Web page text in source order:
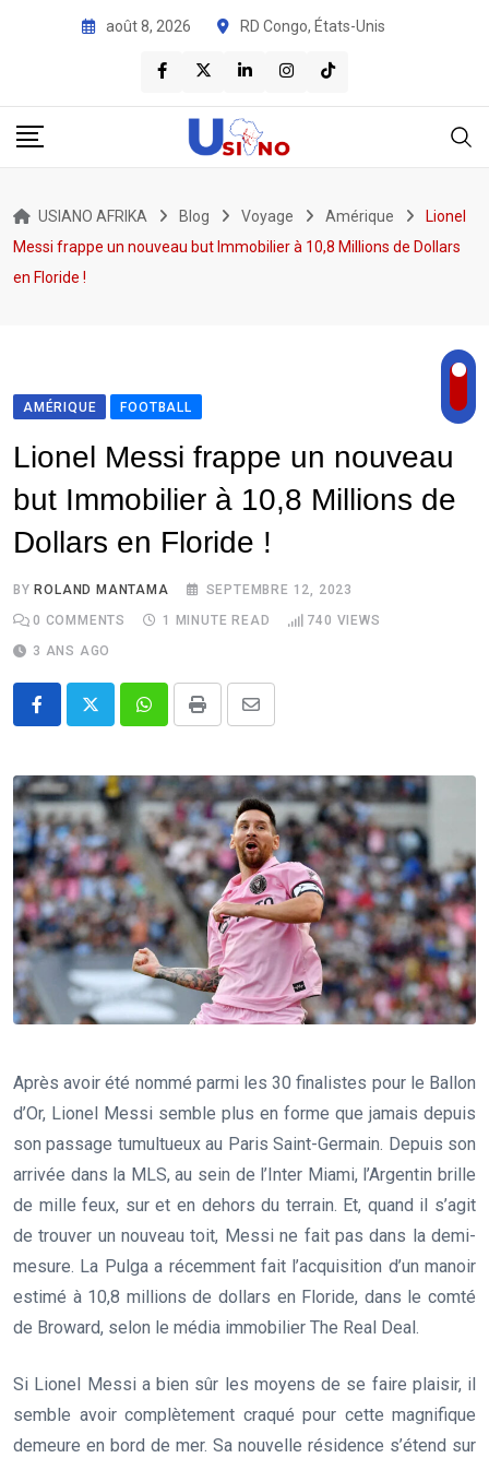
août 8, 2026 RD Congo, États-Unis
USIANO AFRIKA Blog Voyage Amérique
Lionel
Messi frappe un nouveau but Immobilier à 10,8 Millions de Dollars
en Floride !
AMÉRIQUE FOOTBALL
Lionel Messi frappe un nouveau
but Immobilier à 10,8 Millions de
Dollars en Floride !
BYROLAND MANTAMA
SEPTEMBRE 12, 2023
0 COMMENTS 1 MINUTE READ 740 VIEWS
3 ANS AGO
Après avoir été nommé parmi les 30 finalistes pour le Ballon
d’Or, Lionel Messi semble plus en forme que jamais depuis
son passage tumultueux au Paris Saint-Germain. Depuis son
arrivée dans la MLS, au sein de l’Inter Miami, l’Argentin brille
de mille feux, sur et en dehors du terrain. Et, quand il s’agit
de trouver un nouveau toit, Messi ne fait pas dans la demi-
mesure. La Pulga a récemment fait l’acquisition d’un manoir
estimé à 10,8 millions de dollars en Floride, dans le comté
de Broward, selon le média immobilier The Real Deal.
Si Lionel Messi a bien sûr les moyens de se faire plaisir, il
semble avoir complètement craqué pour cette magnifique
demeure en bord de mer. Sa nouvelle résidence s’étend sur